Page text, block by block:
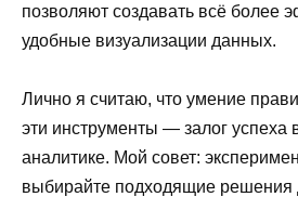
позволяют создавать всё более
удобные визуализации данных.
Лично я считаю, что умение
эти инструменты — залог успеха
аналитике. Мой совет:
выбирайте подходящие решения